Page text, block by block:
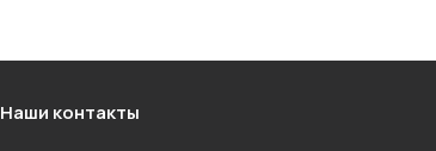
Наши контакты